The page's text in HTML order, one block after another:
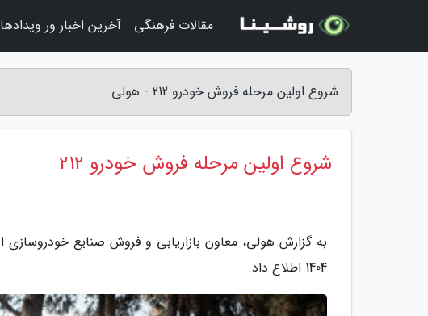
شروع اولین مرحله فروش خودرو 212 - هولی
شروع اولین مرحله فروش خودرو 212
1404 اطلاع داد.
مقالات فرهنگی آخرین اخبار ور ویدادها